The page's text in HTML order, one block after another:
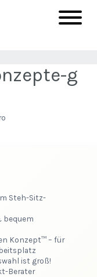
g
Steh-Sitz-
bequem
Konzept™ – für
ist groß!
Berater